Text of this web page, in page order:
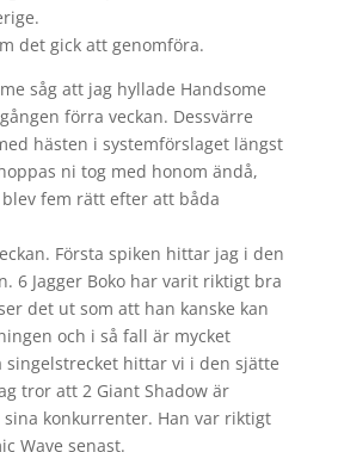
det gick att genomföra.
såg att jag hyllade Handsome
förra veckan. Dessvärre
hästen i systemförslaget längst
ni tog med honom ändå,
fem rätt efter att båda
Första spiken hittar jag i den
6 Jagger Boko har varit riktigt bra
det ut som att han kanske kan
och i så fall är mycket
singelstrecket hittar vi i den sjätte
tror att 2 Giant Shadow är
konkurrenter. Han var riktigt
Wave senast.